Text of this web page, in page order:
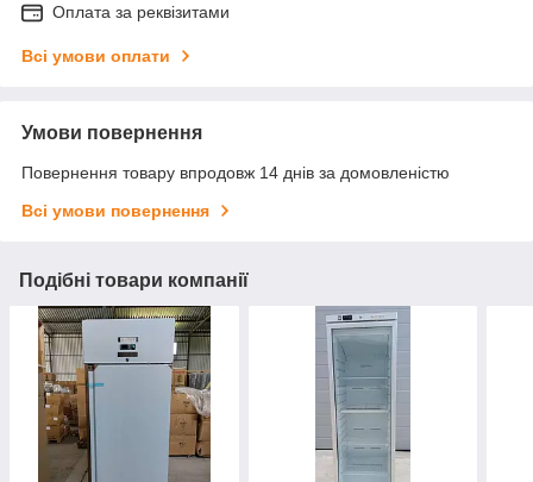
Оплата за реквізитами
Всі умови оплати
Умови повернення
Повернення товару впродовж 14 днів за домовленістю
Всі умови повернення
Подібні товари компанії